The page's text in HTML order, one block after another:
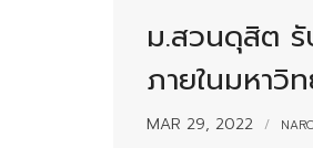
ม.สวนดุสิต รั
ภายในมหาวิ
MAR 29, 2022